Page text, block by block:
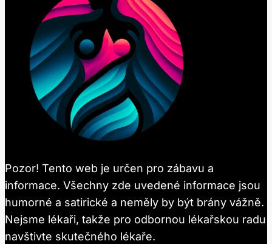
Pozor! Tento web je určen pro zábavu a
informace. Všechny zde uvedené informace jsou
humorné a satirické a neměly by být brány vážně.
Nejsme lékaři, takže pro odbornou lékařskou radu
navštivte skutečného lékaře.